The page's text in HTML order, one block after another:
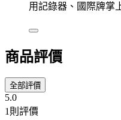
用記錄器、國際牌掌
商品評價
全部評價
5.0
1則評價